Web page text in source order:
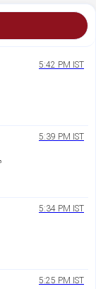
5:42 PM IST
5:39 PM IST
5:34 PM IST
5:25 PM IST